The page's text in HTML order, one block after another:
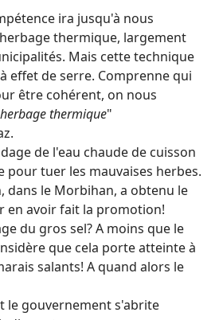
ira jusqu'à nous
thermique, largement
Mais cette technique
effet de serre. Comprenne qui
être cohérent, on nous
thermique"
de l'eau chaude de cuisson
pour tuer les mauvaises herbes.
dans le Morbihan, a obtenu le
en avoir fait la promotion!
du gros sel? A moins que le
que cela porte atteinte à
salants! A quand alors le
le gouvernement s'abrite